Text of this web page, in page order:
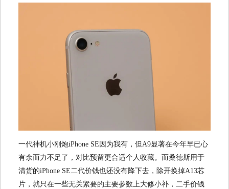
一代神机小刚炮iPhone SE因为我有，但A9显著在今年早已心
有余而力不足了，对比预留更合适个人收藏。而桑德斯用于
清货的iPhone SE二代价钱也还没有降下去，除开换掉A13芯
片，就只在一些无关紧要的主要参数上大修小补，二手价钱